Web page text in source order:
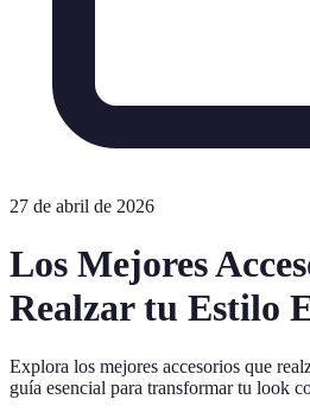
27 de abril de 2026
Los Mejores
Realzar tu Estilo
Explora los mejores accesorios que
guía esencial para transformar tu look